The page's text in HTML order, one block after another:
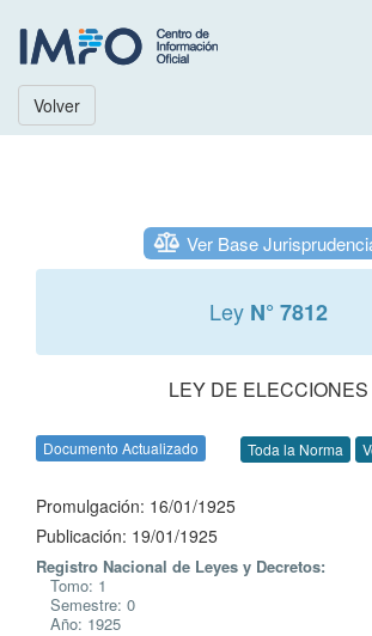
Volver
Ver Base
Ley N° 7812
LEY DE ELECCIONES
Documento Actualizado Toda la Norma
Promulgación: 16/01/1925
Publicación: 19/01/1925
Registro Nacional de Leyes y Decretos:
Tomo: 1
Semestre: 0
Año: 1925